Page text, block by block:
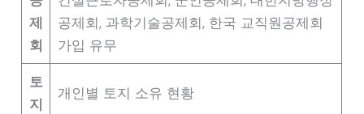
제
회
공제회, 과학기술공제회, 한국 교직원공제회
가입 유무
토
지
개인별 토지 소유 현황